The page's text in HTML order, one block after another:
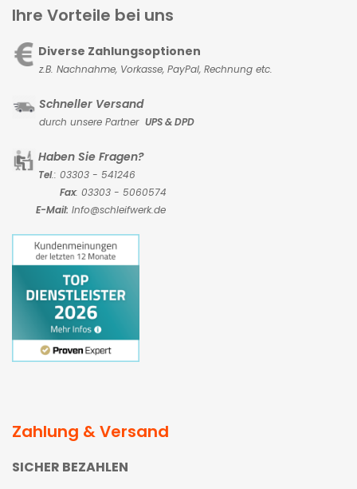
Ihre Vorteile bei uns
Diverse Zahlungsoptionen
z.B. Nachnahme, Vorkasse, PayPal, Rechnung etc.
Schneller Versand
durch unsere Partner UPS & DPD
Haben Sie Fragen?
Tel.: 03303 - 541246
Fax: 03303 - 5060574
E-Mail: Info@schleifwerk.de
Zahlung & Versand
SICHER BEZAHLEN